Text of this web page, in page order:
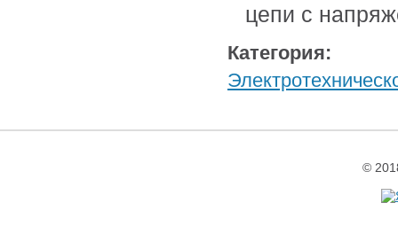
цепи с
Категория:
©